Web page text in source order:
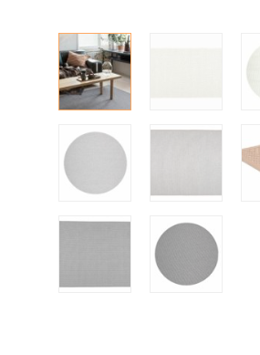
Ulkokalusteet
Valaisimet
Vuodesohvat
Senioreille
Oma tili Yhteystiedot